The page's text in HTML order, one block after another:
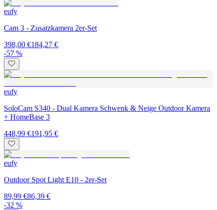
eufy
Cam 3 - Zusatzkamera 2er-Set
398,00 €184,27 €
-57 %
eufy
SoloCam S340 - Dual Kamera Schwenk & Neige Outdoor Kamera
+ HomeBase 3
448,99 €191,95 €
eufy
Outdoor Spot Light E10 - 2er-Set
89,99 €86,39 €
-32 %